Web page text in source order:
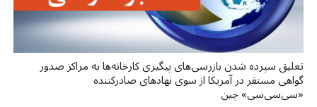
تعلیق سپرده شدن بازرسی‌های پیگیری کارخانه‌ها به مراکز صدور
گواهی مستقر در آمریکا از سوی نهادهای صادرکننده
«سی‌سی‌سی» چین